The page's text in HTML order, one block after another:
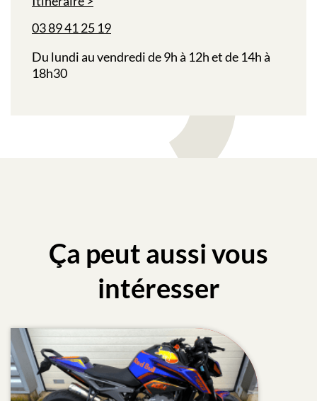
03 89 41 25 19
Du lundi au vendredi de 9h à 12h et de 14h à
18h30
Ça peut aussi vous
intéresser